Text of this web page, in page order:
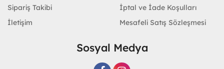
Sipariş Takibi
İletişim
İptal ve İade Koşulları
Mesafeli Satış Sözleşmesi
Sosyal Medya